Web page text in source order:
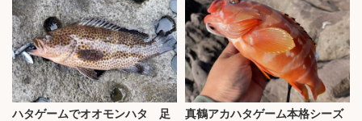
ハタゲームでオオモンハタ 足
真鶴アカハタゲーム本格シーズ